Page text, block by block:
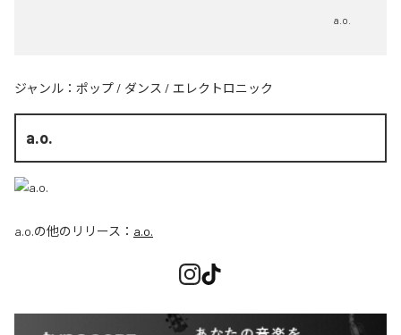
a.o.
ジャンル： ポップ / ダンス / エレクトロニック
a.o.
a.o.の他のリリース： a.o.